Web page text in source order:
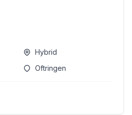
Hybrid
Oftringen